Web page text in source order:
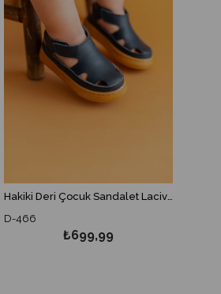
Hakiki Deri Çocuk Sandalet Lacivert-D-466
D-466
₺699,99